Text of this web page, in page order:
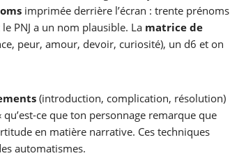
imprimée derrière l’écran : trente prénoms
PNJ a un nom plausible. La matrice de
peur, amour, devoir, curiosité), un d6 et on
(introduction, complication, résolution)
qu’est-ce que ton personnage remarque que
en matière narrative. Ces techniques
automatismes.